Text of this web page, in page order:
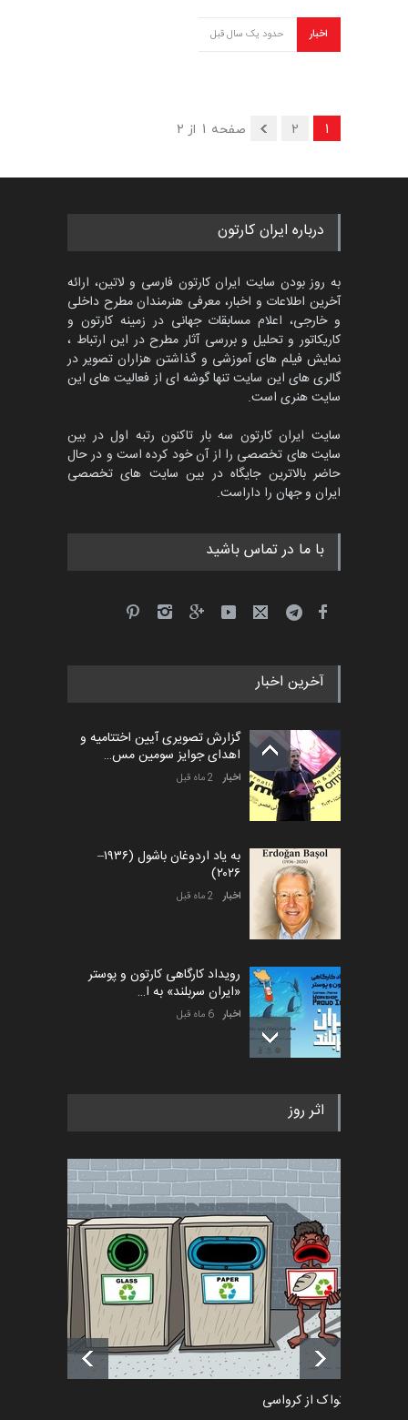
اخبار حدود یک سال قبل
1
2 صفحه 1 از 2
درباره ایران کارتون
به روز بودن سایت ایران کارتون فارسی و لاتین، ارائه
آخرین اطلاعات و اخبار، معرفی هنرمندان مطرح داخلی
و خارجی، اعلام مسابقات جهانی در زمینه کارتون و
کاریکاتور و تحلیل و بررسی آثار مطرح در این ارتباط ،
نمایش فیلم های آموزشی و گذاشتن هزاران تصویر در
گالری های این سایت تنها گوشه ای از فعالیت های این
سایت هنری است.
سایت ایران کارتون سه بار تاکنون رتبه اول در بین
سایت های تخصصی را از آن خود کرده است و در حال
حاضر بالاترین جایگاه در بین سایت های تخصصی
ایران و جهان را داراست.
با ما در تماس باشید
آخرین اخبار
گزارش تصویری آیین اختتامیه و
اهدای جوایز سومین مس…
اخبار 2 ماه قبل
به یاد اردوغان باشول (۱۹۳۶–
۲۰۲۶)
اخبار 2 ماه قبل
رویداد کارگاهی کارتون و پوستر
«ایران سربلند» به ا…
اخبار 6 ماه قبل
فراخوان رویداد کارگاهی کارتون و
اخبار 6 ماه قبل
تسلیت به همکار | سهراب خیری
اخبار 6 ماه قبل
آغاز دوره‌های تخصصی فصل
تابستان 1405 خانه کاریکات…
اخبار حدود یک ماه قبل
اثر روز
دمیر نواک از کرواسی